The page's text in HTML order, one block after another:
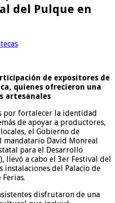
del Pulque en
de expositores de
quienes ofrecieron una
artesanales
por fortalecer la identidad
de apoyar a productores,
el Gobierno de
mandatario David Monreal
para el Desarrollo
llevó a cabo el 3er Festival del
instalaciones del Palacio de
disfrutaron de una